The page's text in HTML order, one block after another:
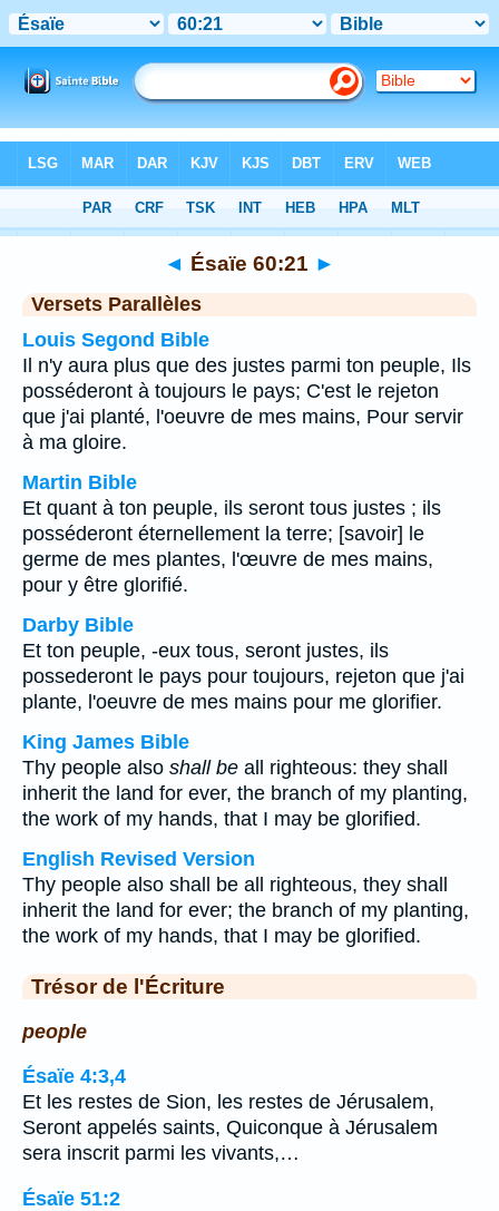
Chapitre 60> Verset 21
◄ Ésaïe 60:21 ►
Versets Parallèles
Louis Segond Bible
Il n'y aura plus que des justes parmi ton peuple, Ils
posséderont à toujours le pays; C'est le rejeton
que j'ai planté, l'oeuvre de mes mains, Pour servir
à ma gloire.
Martin Bible
Et quant à ton peuple, ils seront tous justes ; ils
posséderont éternellement la terre; [savoir] le
germe de mes plantes, l'œuvre de mes mains,
pour y être glorifié.
Darby Bible
Et ton peuple, -eux tous, seront justes, ils
possederont le pays pour toujours, rejeton que j'ai
plante, l'oeuvre de mes mains pour me glorifier.
King James Bible
Thy people also shall be all righteous: they shall
inherit the land for ever, the branch of my planting,
the work of my hands, that I may be glorified.
English Revised Version
Thy people also shall be all righteous, they shall
inherit the land for ever; the branch of my planting,
the work of my hands, that I may be glorified.
Trésor de l'Écriture
people
Ésaïe 4:3,4
Et les restes de Sion, les restes de Jérusalem,
Seront appelés saints, Quiconque à Jérusalem
sera inscrit parmi les vivants,…
Ésaïe 51:2